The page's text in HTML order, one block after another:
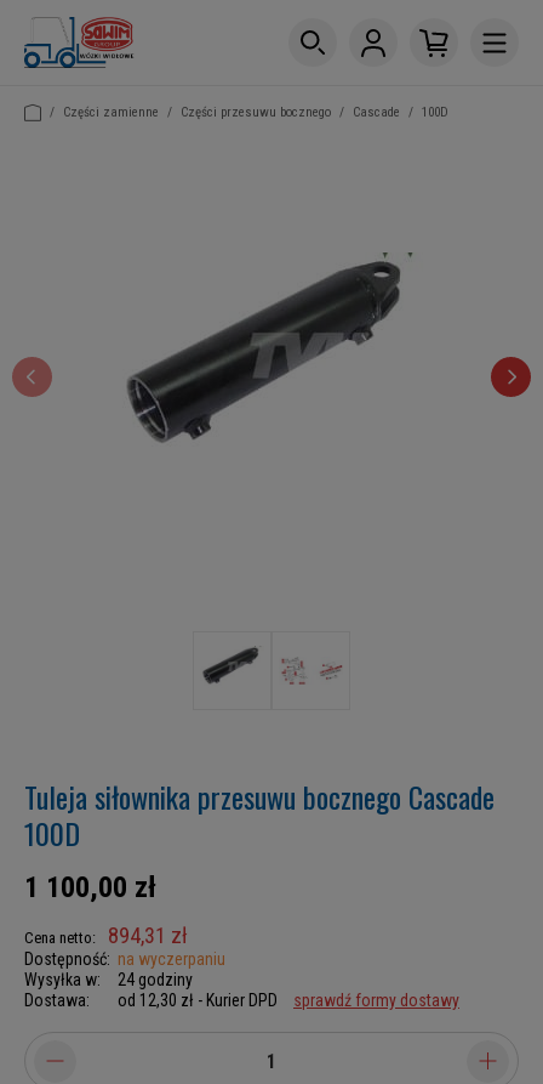
/ Części zamienne / Części przesuwu bocznego / Cascade / 100D
Tuleja siłownika przesuwu bocznego Cascade
100D
1 100,00 zł
Cena netto: 894,31 zł
Dostępność: na wyczerpaniu
Wysyłka w:
24 godziny
Dostawa:
od 12,30 zł - Kurier DPD sprawdź formy dostawy